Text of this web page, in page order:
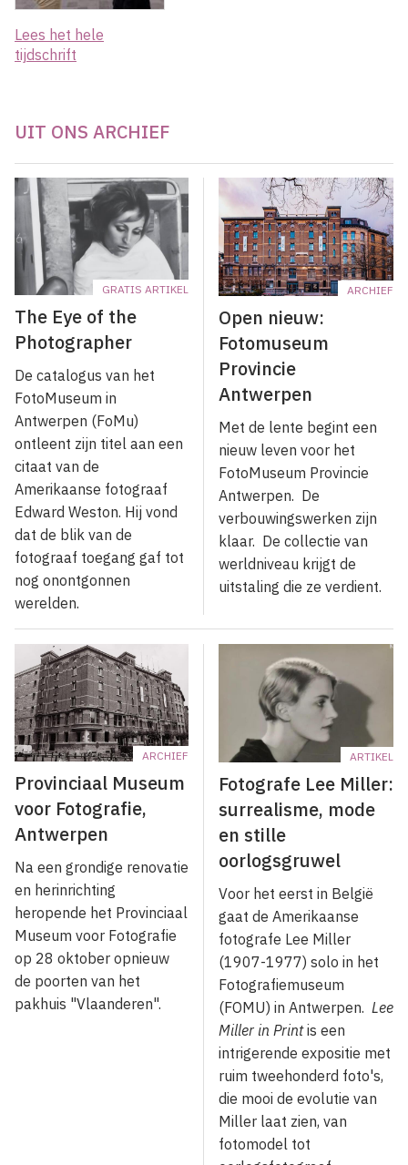
Lees het hele
tijdschrift
UIT ONS ARCHIEF
GRATIS ARTIKEL
The Eye of the
Photographer
De catalogus van het
FotoMuseum in
Antwerpen (FoMu)
ontleent zijn titel aan een
citaat van de
Amerikaanse fotograaf
Edward Weston. Hij vond
dat de blik van de
fotograaf toegang gaf tot
nog onontgonnen
werelden.
ARCHIEF
Open nieuw:
Fotomuseum
Provincie
Antwerpen
Met de lente begint een
nieuw leven voor het
FotoMuseum Provincie
Antwerpen. De
verbouwingswerken zijn
klaar. De collectie van
werldniveau krijgt de
uitstaling die ze verdient.
ARCHIEF
Provinciaal Museum
voor Fotografie,
Antwerpen
Na een grondige renovatie
en herinrichting
heropende het Provinciaal
Museum voor Fotografie
op 28 oktober opnieuw
de poorten van het
pakhuis "Vlaanderen".
ARTIKEL
Fotografe Lee Miller:
surrealisme, mode
en stille
oorlogsgruwel
Voor het eerst in België
gaat de Amerikaanse
fotografe Lee Miller
(1907-1977) solo in het
Fotografiemuseum
(FOMU) in Antwerpen. Lee
Miller in Printis een
intrigerende expositie met
ruim tweehonderd foto's,
die mooi de evolutie van
Miller laat zien, van
fotomodel tot